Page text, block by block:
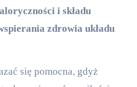
i składu
zdrowia układu
się pomocna, gdyż